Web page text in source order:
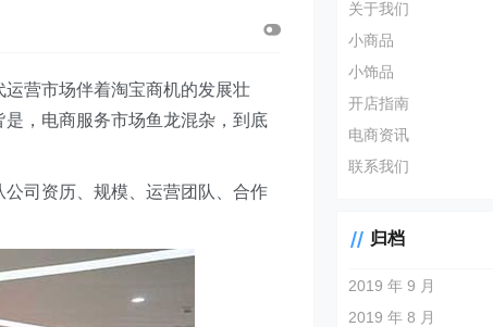
营市场伴着淘宝商机的发展壮
，电商服务市场鱼龙混杂，到底
司资历、规模、运营团队、合作
关于我们
小商品
小饰品
开店指南
电商资讯
联系我们
归档
2019 年 9 月
2019 年 8 月